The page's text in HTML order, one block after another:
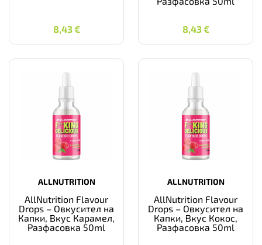
8,43€
8,43 8,43€
8,43
ALLNUTRITION
AllNutrition Flavour
Drops – Овкусител на
Капки, Вкус Карамел,
Разфасовка 50ml
ALLNUTRITION
AllNutrition Flavour
Drops – Овкусител на
Капки, Вкус Кокос,
Разфасовка 50ml